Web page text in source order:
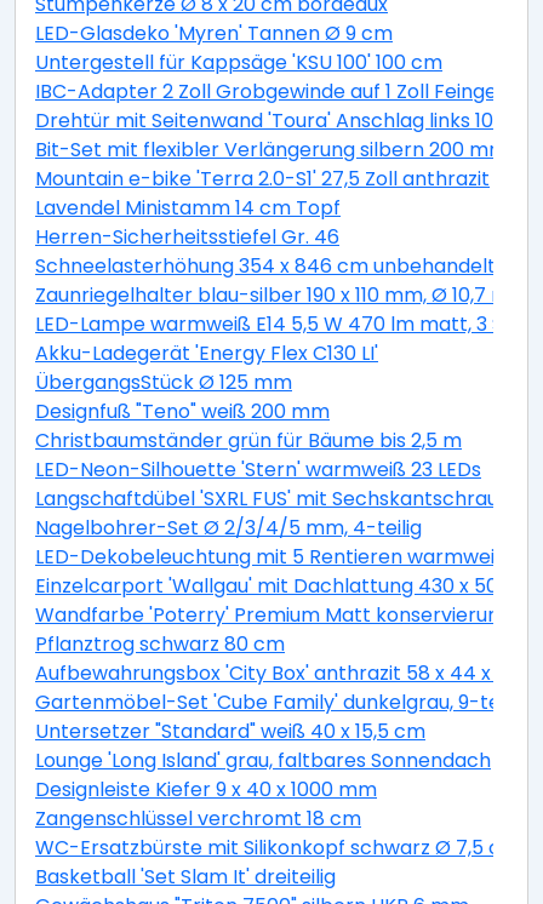
LED-Glasdeko 'Myren' Tannen Ø 9 cm
Untergestell für Kappsäge 'KSU 100' 100 cm
IBC-Adapter 2 Zoll Grobgewinde auf 1 Zoll
Drehtür mit Seitenwand 'Toura' Anschlag links 100 x
Bit-Set mit flexibler Verlängerung silbern 200 mm 11-
Mountain e-bike 'Terra 2.0-S1' 27,5 Zoll anthrazit
Lavendel Ministamm 14 cm Topf
Herren-Sicherheitsstiefel Gr. 46
Schneelasterhöhung 354 x 846 cm unbehandelt 6
Zaunriegelhalter blau-silber 190 x 110 mm, Ø 10,7 mm
LED-Lampe warmweiß E14 5,5 W 470 lm matt, 3
Akku-Ladegerät 'Energy Flex C130 LI'
ÜbergangsStück Ø 125 mm
Designfuß "Teno" weiß 200 mm
Christbaumständer grün für Bäume bis 2,5 m
LED-Neon-Silhouette 'Stern' warmweiß 23 LEDs
Langschaftdübel 'SXRL FUS' mit Sechskantschraube,
Nagelbohrer-Set Ø 2/3/4/5 mm, 4-teilig
LED-Dekobeleuchtung mit 5 Rentieren warmweiß
Einzelcarport 'Wallgau' mit Dachlattung 430 x 500
Wandfarbe 'Poterry' Premium Matt
Pflanztrog schwarz 80 cm
Aufbewahrungsbox 'City Box' anthrazit 58 x 44 x 55
Gartenmöbel-Set 'Cube Family' dunkelgrau, 9-teilig
Untersetzer "Standard" weiß 40 x 15,5 cm
Lounge 'Long Island' grau, faltbares Sonnendach
Designleiste Kiefer 9 x 40 x 1000 mm
Zangenschlüssel verchromt 18 cm
WC-Ersatzbürste mit Silikonkopf schwarz Ø 7,5 cm
Basketball 'Set Slam It' dreiteilig